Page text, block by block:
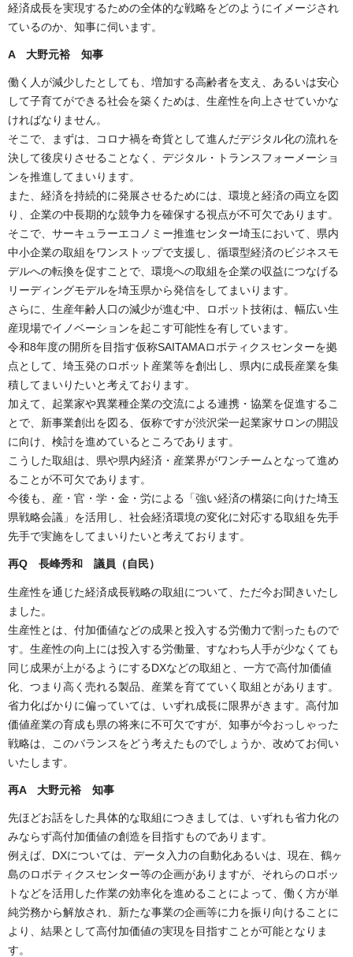
経済成長を実現するための全体的な戦略をどのようにイメージされ
ているのか、知事に伺います。
A 大野元裕 知事
働く人が減少したとしても、増加する高齢者を支え、あるいは安心
して子育てができる社会を築くためは、生産性を向上させていかな
ければなりません。
そこで、まずは、コロナ禍を奇貨として進んだデジタル化の流れを
決して後戻りさせることなく、デジタル・トランスフォーメーショ
ンを推進してまいります。
また、経済を持続的に発展させるためには、環境と経済の両立を図
り、企業の中長期的な競争力を確保する視点が不可欠であります。
そこで、サーキュラーエコノミー推進センター埼玉において、県内
中小企業の取組をワンストップで支援し、循環型経済のビジネスモ
デルへの転換を促すことで、環境への取組を企業の収益につなげる
リーディングモデルを埼玉県から発信をしてまいります。
さらに、生産年齢人口の減少が進む中、ロボット技術は、幅広い生
産現場でイノベーションを起こす可能性を有しています。
令和8年度の開所を目指す仮称SAITAMAロボティクスセンターを拠
点として、埼玉発のロボット産業等を創出し、県内に成長産業を集
積してまいりたいと考えております。
加えて、起業家や異業種企業の交流による連携・協業を促進するこ
とで、新事業創出を図る、仮称ですが渋沢栄一起業家サロンの開設
に向け、検討を進めているところであります。
こうした取組は、県や県内経済・産業界がワンチームとなって進め
ることが不可欠であります。
今後も、産・官・学・金・労による「強い経済の構築に向けた埼玉
県戦略会議」を活用し、社会経済環境の変化に対応する取組を先手
先手で実施をしてまいりたいと考えております。
再Q 長峰秀和 議員（自民）
生産性を通じた経済成長戦略の取組について、ただ今お聞きいたし
ました。
生産性とは、付加価値などの成果と投入する労働力で割ったもので
す。生産性の向上には投入する労働量、すなわち人手が少なくても
同じ成果が上がるようにするDXなどの取組と、一方で高付加価値
化、つまり高く売れる製品、産業を育てていく取組とがあります。
省力化ばかりに偏っていては、いずれ成長に限界がきます。高付加
価値産業の育成も県の将来に不可欠ですが、知事が今おっしゃった
戦略は、このバランスをどう考えたものでしょうか、改めてお伺い
いたします。
再A 大野元裕 知事
先ほどお話をした具体的な取組につきましては、いずれも省力化の
みならず高付加価値の創造を目指すものであります。
例えば、DXについては、データ入力の自動化あるいは、現在、鶴ヶ
島のロボティクスセンター等の企画がありますが、それらのロボッ
トなどを活用した作業の効率化を進めることによって、働く方が単
純労務から解放され、新たな事業の企画等に力を振り向けることに
より、結果として高付加価値の実現を目指すことが可能となりま
す。